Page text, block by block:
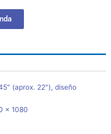
(aprox. 22″), diseño
× 1080